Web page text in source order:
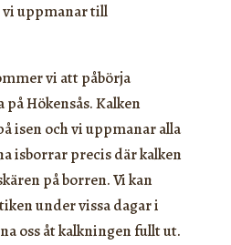
uppmanar till
vi att påbörja
Hökensås. Kalken
isen och vi uppmanar alla
isborrar precis där kalken
på borren. Vi kan
under vissa dagar i
oss åt kalkningen fullt ut.